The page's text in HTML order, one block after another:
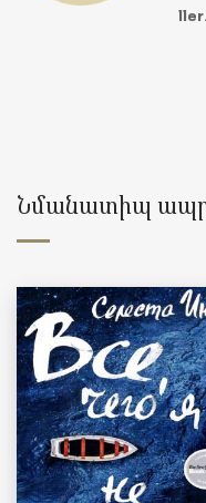
Նմանատիպ